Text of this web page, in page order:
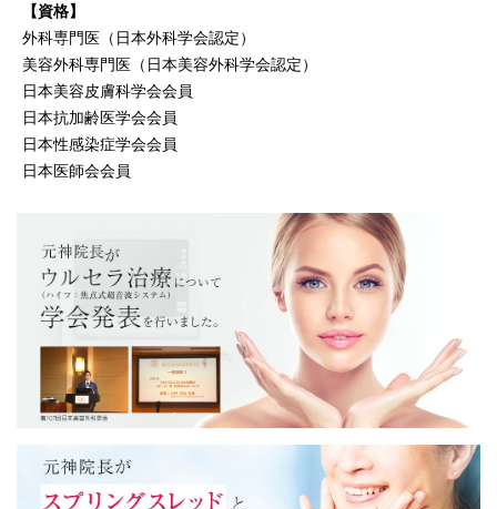
【資格】
外科専門医（日本外科学会認定）
美容外科専門医（日本美容外科学会認定）
日本美容皮膚科学会会員
日本抗加齢医学会会員
日本性感染症学会会員
日本医師会会員